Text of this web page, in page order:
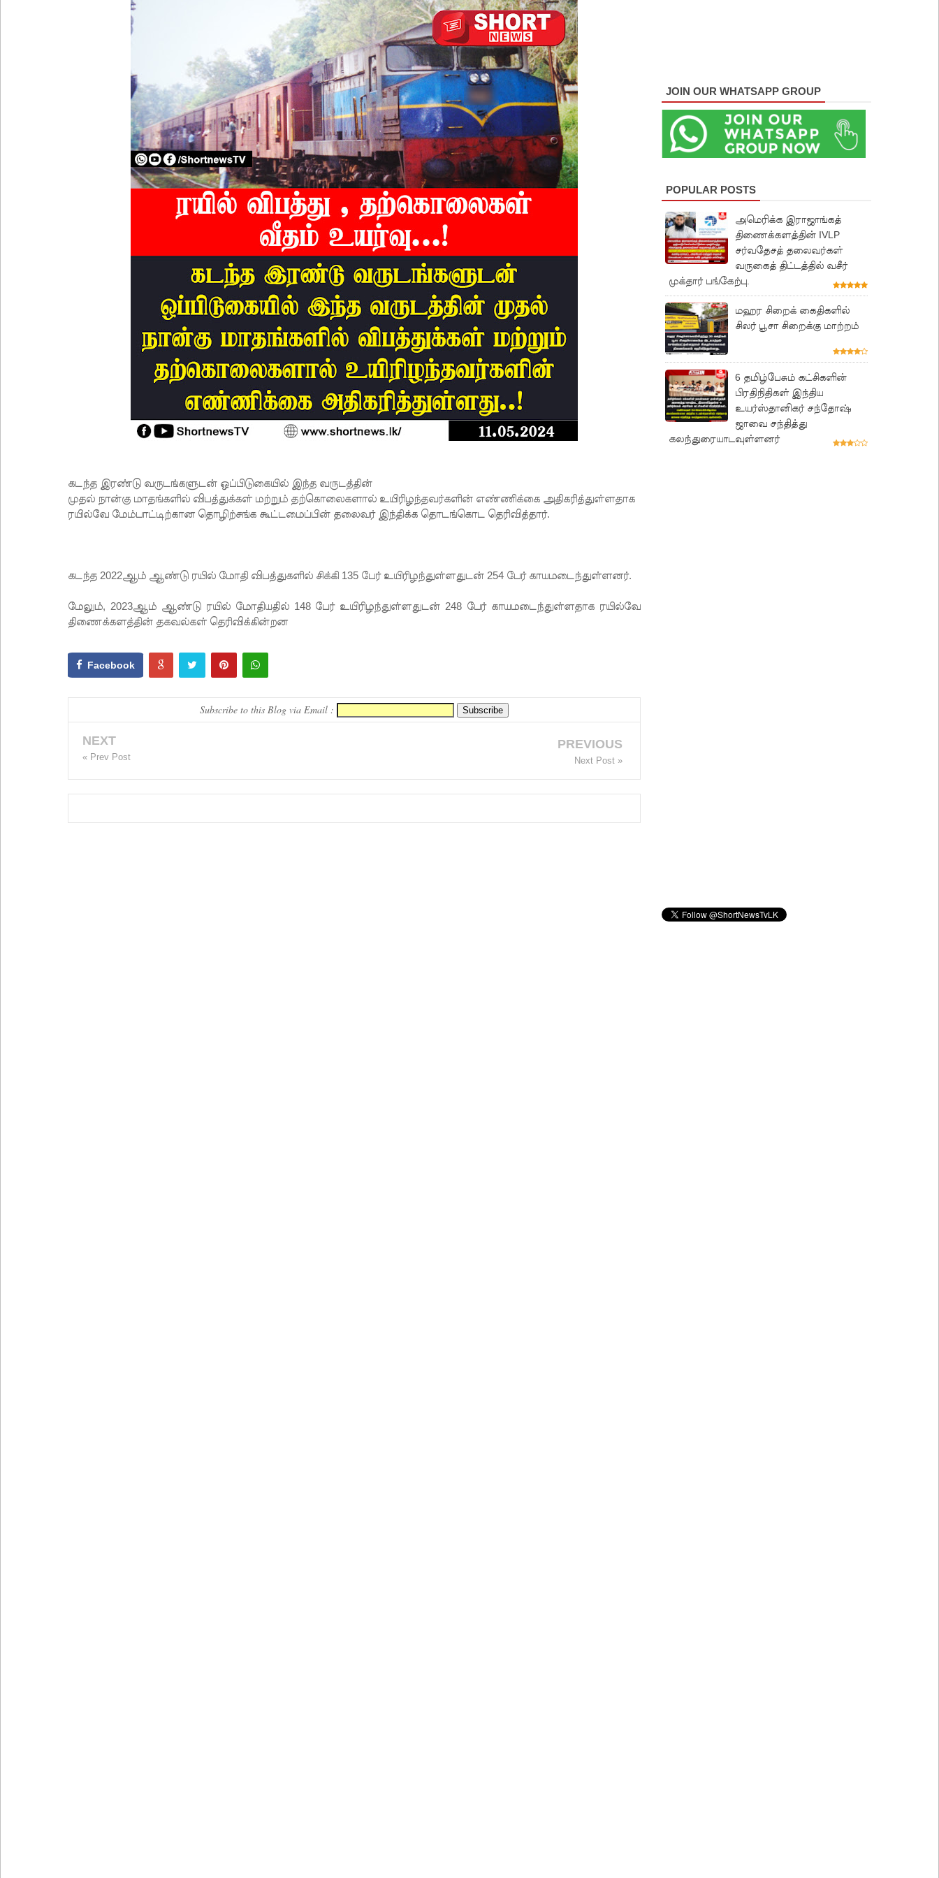
கடந்த இரண்டு வருடங்களுடன் ஒப்பிடுகையில் இந்த வருடத்தின்
முதல் நான்கு மாதங்களில் விபத்துக்கள் மற்றும் தற்கொலைகளால் உயிரிழந்தவர்களின் எண்ணிக்கை அதிகரித்துள்ளதாக
ரயில்வே மேம்பாட்டிற்கான தொழிற்சங்க கூட்டமைப்பின் தலைவர் இந்திக்க தொடங்கொட தெரிவித்தார்.
கடந்த 2022ஆம் ஆண்டு ரயில் மோதி விபத்துகளில் சிக்கி 135 பேர் உயிரிழந்துள்ளதுடன் 254 பேர் காயமடைந்துள்ளனர்.
மேலும், 2023ஆம் ஆண்டு ரயில் மோதியதில் 148 பேர் உயிரிழந்துள்ளதுடன் 248 பேர் காயமடைந்துள்ளதாக ரயில்வே
திணைக்களத்தின் தகவல்கள் தெரிவிக்கின்றன
Facebook
Subscribe to this Blog via Email :
NEXT
« Prev Post
PREVIOUS
Next Post »
JOIN OUR WHATSAPP GROUP
POPULAR POSTS
அமெரிக்க இராஜாங்கத்
திணைக்களத்தின் IVLP
சர்வதேசத் தலைவர்கள்
வருகைத் திட்டத்தில் வசீர்
முக்தார் பங்கேற்பு.
மஹர சிறைக் கைதிகளில்
சிலர் பூசா சிறைக்கு மாற்றம்
6 தமிழ்பேசும் கட்சிகளின்
பிரதிநிதிகள் இந்திய
உயர்ஸ்தானிகர் சந்தோஷ்
ஜாவை சந்தித்து
கலந்துரையாடவுள்ளனர்